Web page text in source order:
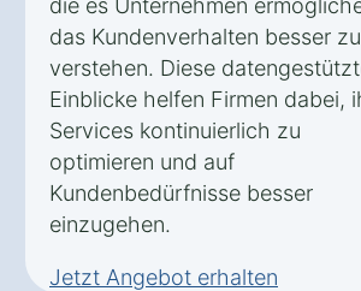
das Kundenverhalten besser zu
verstehen. Diese
Einblicke helfen Firmen dabei,
Services kontinuierlich zu
optimieren und auf
Kundenbedürfnisse besser
einzugehen.
Jetzt Angebot erhalten